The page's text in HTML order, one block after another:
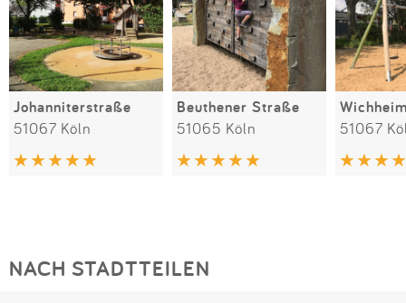
Johanniterstraße
51067 Köln
Beuthener Straße
51065 Köln 51067
NACH STADTTEILEN